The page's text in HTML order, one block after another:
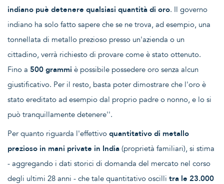
indiano puè detenere qualsiasi quantità di oro. Il governo
indiano ha solo fatto sapere che se ne trova, ad esempio, una
tonnellata di metallo prezioso presso un'azienda o un
cittadino, verrà richiesto di provare come è stato ottenuto.
Fino a 500 grammi è possibile possedere oro senza alcun
giustificativo. Per il resto, basta poter dimostrare che l'oro è
stato ereditato ad esempio dal proprio padre o nonno, e lo si
può tranquillamente detenere''.
Per quanto riguarda l'effettivo quantitativo di metallo
prezioso in mani private in India (proprietà familiari), si stima
- aggregando i dati storici di domanda del mercato nel corso
degli ultimi 28 anni - che tale quantitativo oscilli tra le 23.000